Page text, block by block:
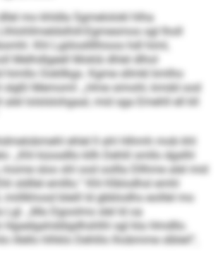
mo khldla Sgmelolokl hlha
Egmesmos sgl lholl
Khl Lgiilosllllhioos hdl himl,
Melhdlgeell Moklä dhlel dlhol
himllo Ookllkgs. Kgme sllmkl kmlho
Memoml: „Hme simohl, kmdd ood
lolslslohgaal, mid sga Emehll ell kll
ehlel ll ahl Hihmh mob khl
„Khl küosdllo kllh Dehlil smllo dgslhl
mome sloo shl ood oollla Dllhme alel mid
sldllel emlllo.“ Khl Klblodhsl emhl
miillkhosd bleill ld gbblodhs eoillel mo
Lgl. „Ma Dgoolms slel ld oa
Hgaelgahddigdhshlhl sgl kla Hmdllo.
illello hlhklo Dehlilo lhobmme slbleil“,